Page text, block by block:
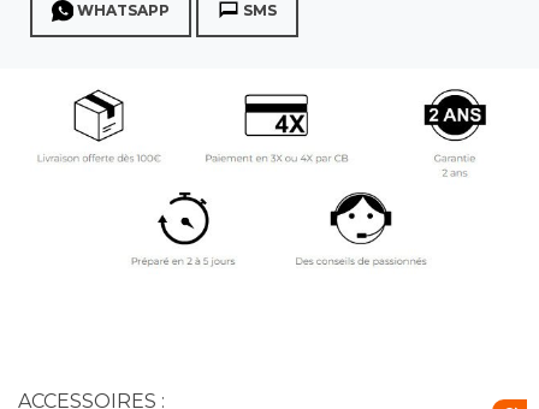
WHATSAPP SMS
ACCESSOIRES :